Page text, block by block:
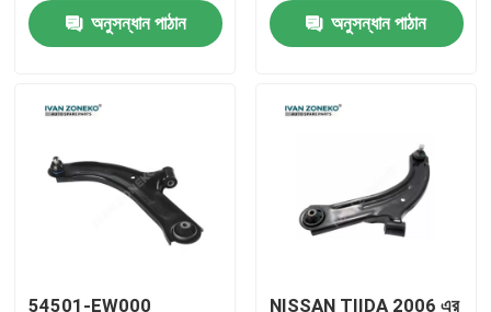
কারখানা ভ্রমণ
যোগাযোগ করুন
মামলা
অনুসন্ধান পাঠান
অনুসন্ধান পাঠান
54501-EW000 NISSAN TIIDA 2006 এর